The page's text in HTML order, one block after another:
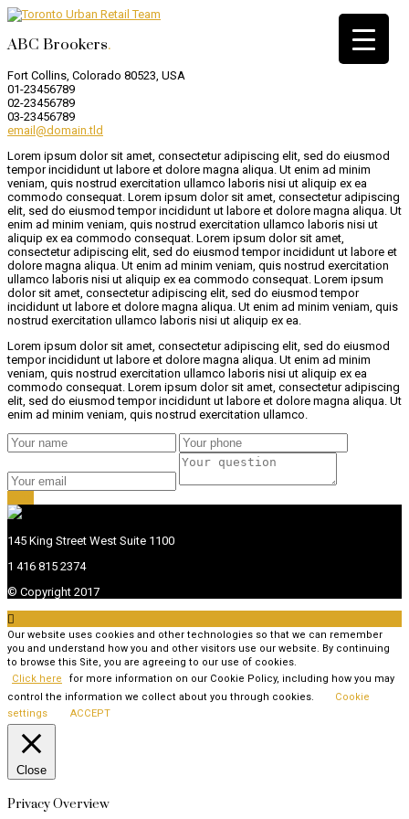
ABC Brookers.
Fort Collins, Colorado 80523, USA
01-23456789
02-23456789
03-23456789
email@domain.tld
Lorem ipsum dolor sit amet, consectetur adipiscing elit, sed do eiusmod
tempor incididunt ut labore et dolore magna aliqua. Ut enim ad minim
veniam, quis nostrud exercitation ullamco laboris nisi ut aliquip ex ea
commodo consequat. Lorem ipsum dolor sit amet, consectetur adipiscing
elit, sed do eiusmod tempor incididunt ut labore et dolore magna aliqua. Ut
enim ad minim veniam, quis nostrud exercitation ullamco laboris nisi ut
aliquip ex ea commodo consequat. Lorem ipsum dolor sit amet,
consectetur adipiscing elit, sed do eiusmod tempor incididunt ut labore et
dolore magna aliqua. Ut enim ad minim veniam, quis nostrud exercitation
ullamco laboris nisi ut aliquip ex ea commodo consequat. Lorem ipsum
dolor sit amet, consectetur adipiscing elit, sed do eiusmod tempor
incididunt ut labore et dolore magna aliqua. Ut enim ad minim veniam, quis
nostrud exercitation ullamco laboris nisi ut aliquip ex ea.
Lorem ipsum dolor sit amet, consectetur adipiscing elit, sed do eiusmod
tempor incididunt ut labore et dolore magna aliqua. Ut enim ad minim
veniam, quis nostrud exercitation ullamco laboris nisi ut aliquip ex ea
commodo consequat. Lorem ipsum dolor sit amet, consectetur adipiscing
elit, sed do eiusmod tempor incididunt ut labore et dolore magna aliqua. Ut
enim ad minim veniam, quis nostrud exercitation ullamco.
145 King Street West Suite 1100
1 416 815 2374
© Copyright 2017

Our website uses cookies and other technologies so that we can remember
you and understand how you and other visitors use our website. By continuing
to browse this Site, you are agreeing to our use of cookies.
Click here
for more information on our Cookie Policy, including how you may
control the information we collect about you through cookies.
Cookie
settings
ACCEPT
Close
Privacy Overview